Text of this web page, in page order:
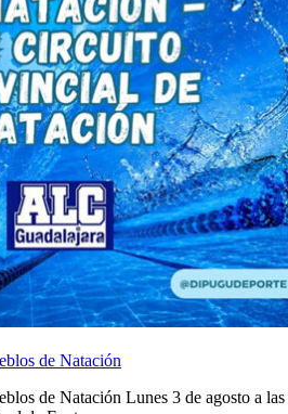
de Natación
de Natación Lunes 3 de agosto a las